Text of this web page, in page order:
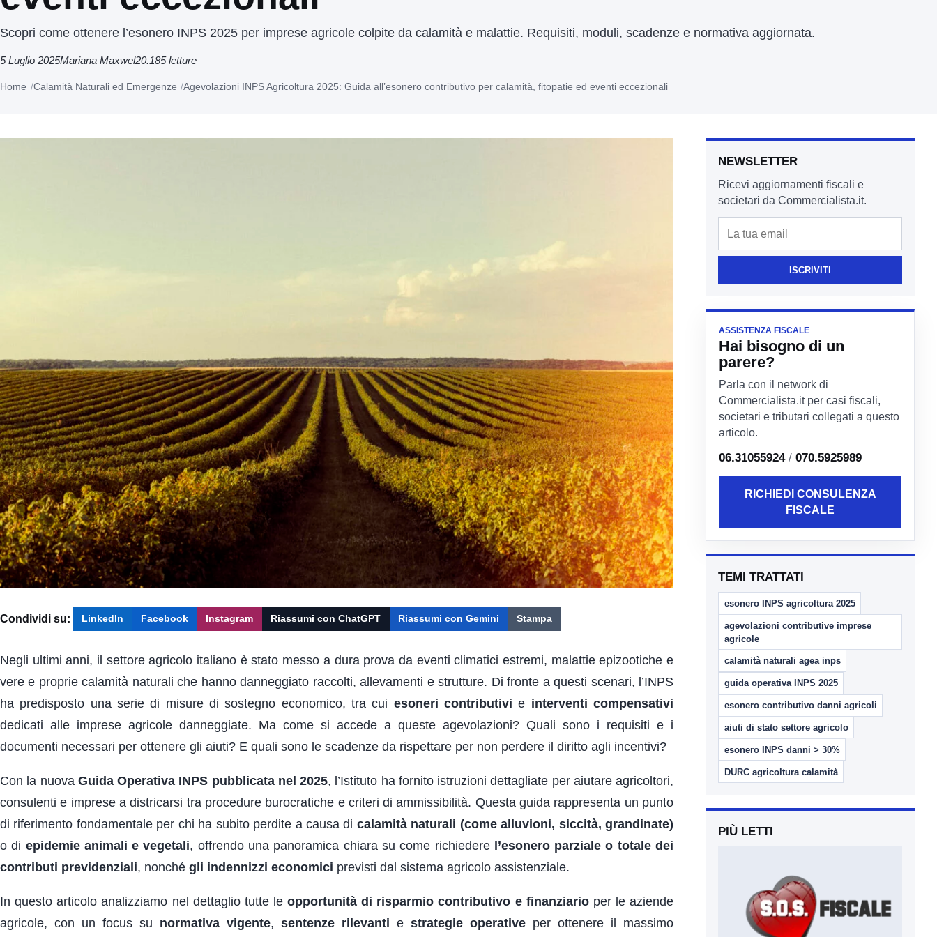
Scopri come ottenere l’esonero INPS 2025 per imprese agricole colpite da calamità e malattie. Requisiti, moduli, scadenze e normativa aggiornata.
5 Luglio 2025Mariana Maxwel20.185 letture
Home Calamità Naturali ed Emergenze Agevolazioni INPS Agricoltura 2025: Guida all’esonero contributivo per calamità, fitopatie ed eventi eccezionali
Condividi su: LinkedIn Facebook Instagram Riassumi con ChatGPT Riassumi con Gemini Stampa
Negli ultimi anni, il settore agricolo italiano è stato messo a dura prova da eventi climatici estremi, malattie epizootiche e
vere e proprie calamità naturali che hanno danneggiato raccolti, allevamenti e strutture. Di fronte a questi scenari, l’INPS
ha predisposto una serie di misure di sostegno economico, tra cui esoneri contributivi e interventi compensativi
dedicati alle imprese agricole danneggiate. Ma come si accede a queste agevolazioni? Quali sono i requisiti e i
documenti necessari per ottenere gli aiuti? E quali sono le scadenze da rispettare per non perdere il diritto agli incentivi?
Con la nuova Guida Operativa INPS pubblicata nel 2025, l’Istituto ha fornito istruzioni dettagliate per aiutare agricoltori,
consulenti e imprese a districarsi tra procedure burocratiche e criteri di ammissibilità. Questa guida rappresenta un punto
di riferimento fondamentale per chi ha subito perdite a causa di calamità naturali (come alluvioni, siccità, grandinate)
o di epidemie animali e vegetali, offrendo una panoramica chiara su come richiedere l’esonero parziale o totale dei
contributi previdenziali, nonché gli indennizzi economici previsti dal sistema agricolo assistenziale.
In questo articolo analizziamo nel dettaglio tutte le opportunità di risparmio contributivo e finanziarioper le aziende
agricole, con un focus su normativa vigente, sentenze rilevanti e strategie operative per ottenere il massimo
NEWSLETTER
Ricevi aggiornamenti fiscali e
societari da Commercialista.it.
ISCRIVITI
ASSISTENZA FISCALE
Hai bisogno di un
parere?
Parla con il network di
Commercialista.it per casi fiscali,
societari e tributari collegati a questo
articolo.
06.31055924 / 070.5925989
RICHIEDI CONSULENZA
FISCALE
TEMI TRATTATI
esonero INPS agricoltura 2025
agevolazioni contributive imprese
agricole
calamità naturali agea inps
guida operativa INPS 2025
esonero contributivo danni agricoli
aiuti di stato settore agricolo
esonero INPS danni > 30%
DURC agricoltura calamità
PIÙ LETTI